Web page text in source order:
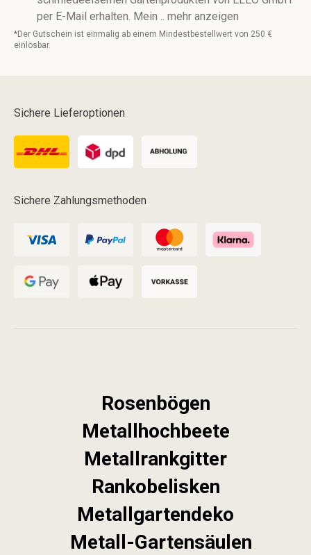
per E-Mail erhalten. Mein .. mehr anzeigen
*Der Gutschein ist einmalig ab einem Mindestbestellwert von 250 €
einlösbar.
Sichere Zahlungsmethoden
Sichere Lieferoptionen
Rosenbögen
Metallhochbeete
Metallrankgitter
Rankobelisken
Metallgartendeko
Metall-Gartensäulen